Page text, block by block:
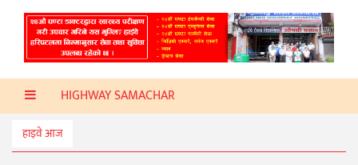
ताजा
समाचार
प्रदेश
प्रविधि
स्वास्थ्य
HIGHWAY SAMACHAR
हाइवे आज